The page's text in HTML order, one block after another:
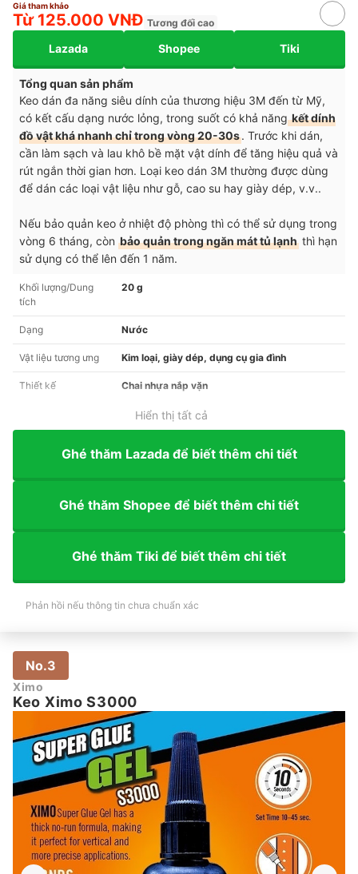
Giá tham khảo
Từ 125.000 VNĐ Tương đối cao
Lazada Shopee Tiki
Tổng quan sản phẩm
Keo dán đa năng siêu dính của thương hiệu 3M đến từ Mỹ,
có kết cấu dạng nước lỏng, trong suốt có khả năngkết dính
đồ vật khá nhanh chỉ trong vòng 20-30s. Trước khi dán,
cần làm sạch và lau khô bề mặt vật dính để tăng hiệu quả và
rút ngắn thời gian hơn. Loại keo dán 3M thường được dùng
để dán các loại vật liệu như gỗ, cao su hay giày dép, v.v..
Nếu bảo quản keo ở nhiệt độ phòng thì có thể sử dụng trong
vòng 6 tháng, còn bảo quản trong ngăn mát tủ lạnh thì hạn
sử dụng có thể lên đến 1 năm.
Khối lượng/Dung
tích
20 g
Dạng Nước
Vật liệu tương ưng Kim loại, giày dép, dụng cụ gia đình
Thiết kế Chai nhựa nắp vặn
Hiển thị tất cả
Ghé thăm Lazada để biết thêm chi tiết
Ghé thăm Shopee để biết thêm chi tiết
Ghé thăm Tiki để biết thêm chi tiết
Phản hồi nếu thông tin chưa chuẩn xác
No.3
Ximo
Keo Ximo S3000